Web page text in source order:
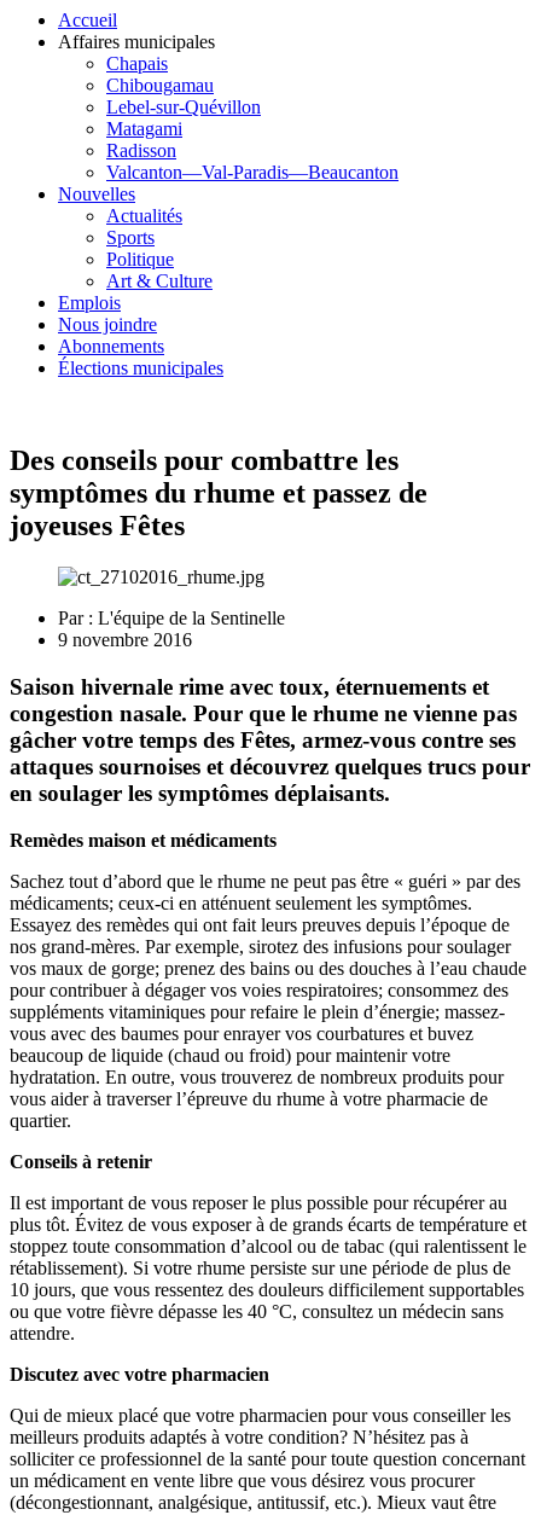
Accueil
Affaires municipales
Chapais
Chibougamau
Lebel-sur-Quévillon
Matagami
Radisson
Valcanton—Val-Paradis—Beaucanton
Nouvelles
Actualités
Sports
Politique
Art & Culture
Emplois
Nous joindre
Abonnements
Élections municipales
Des conseils pour combattre les
symptômes du rhume et passez de
joyeuses Fêtes
Par : L'équipe de la Sentinelle
9 novembre 2016
Saison hivernale rime avec toux, éternuements et
congestion nasale. Pour que le rhume ne vienne pas
gâcher votre temps des Fêtes, armez-vous contre ses
attaques sournoises et découvrez quelques trucs pour
en soulager les symptômes déplaisants.
Remèdes maison et médicaments
Sachez tout d’abord que le rhume ne peut pas être « guéri » par des
médicaments; ceux-ci en atténuent seulement les symptômes.
Essayez des remèdes qui ont fait leurs preuves depuis l’époque de
nos grand-mères. Par exemple, sirotez des infusions pour soulager
vos maux de gorge; prenez des bains ou des douches à l’eau chaude
pour contribuer à dégager vos voies respiratoires; consommez des
suppléments vitaminiques pour refaire le plein d’énergie; massez-
vous avec des baumes pour enrayer vos courbatures et buvez
beaucoup de liquide (chaud ou froid) pour maintenir votre
hydratation. En outre, vous trouverez de nombreux produits pour
vous aider à traverser l’épreuve du rhume à votre pharmacie de
quartier.
Conseils à retenir
Il est important de vous reposer le plus possible pour récupérer au
plus tôt. Évitez de vous exposer à de grands écarts de température et
stoppez toute consommation d’alcool ou de tabac (qui ralentissent le
rétablissement). Si votre rhume persiste sur une période de plus de
10 jours, que vous ressentez des douleurs difficilement supportables
ou que votre fièvre dépasse les 40 °C, consultez un médecin sans
attendre.
Discutez avec votre pharmacien
Qui de mieux placé que votre pharmacien pour vous conseiller les
meilleurs produits adaptés à votre condition? N’hésitez pas à
solliciter ce professionnel de la santé pour toute question concernant
un médicament en vente libre que vous désirez vous procurer
(décongestionnant, analgésique, antitussif, etc.). Mieux vaut être